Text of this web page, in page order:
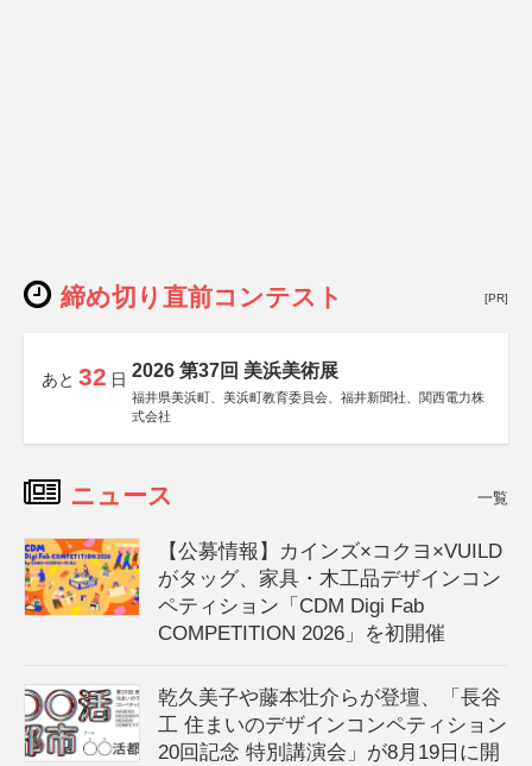
締め切り直前コンテスト [PR]
あと 32 日 2026 第37回 美浜美術展
福井県美浜町、美浜町教育委員会、福井新聞社、関西電力株
式会社
ニュース 一覧
【公募情報】カインズ×コクヨ×VUILD
がタッグ、家具・木工品デザインコン
ペティション「CDM Digi Fab
COMPETITION 2026」を初開催
乾久美子や藤本壮介らが登壇、「長谷
工 住まいのデザインコンペティション
20回記念 特別講演会」が8月19日に開